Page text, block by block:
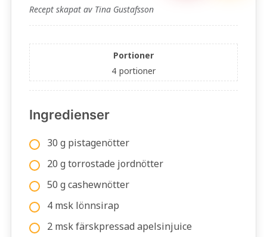
Recept skapat av Tina Gustafsson
Portioner
4 portioner
Ingredienser
30 g pistagenötter
20 g torrostade jordnötter
50 g cashewnötter
4 msk lönnsirap
2 msk färskpressad apelsinjuice